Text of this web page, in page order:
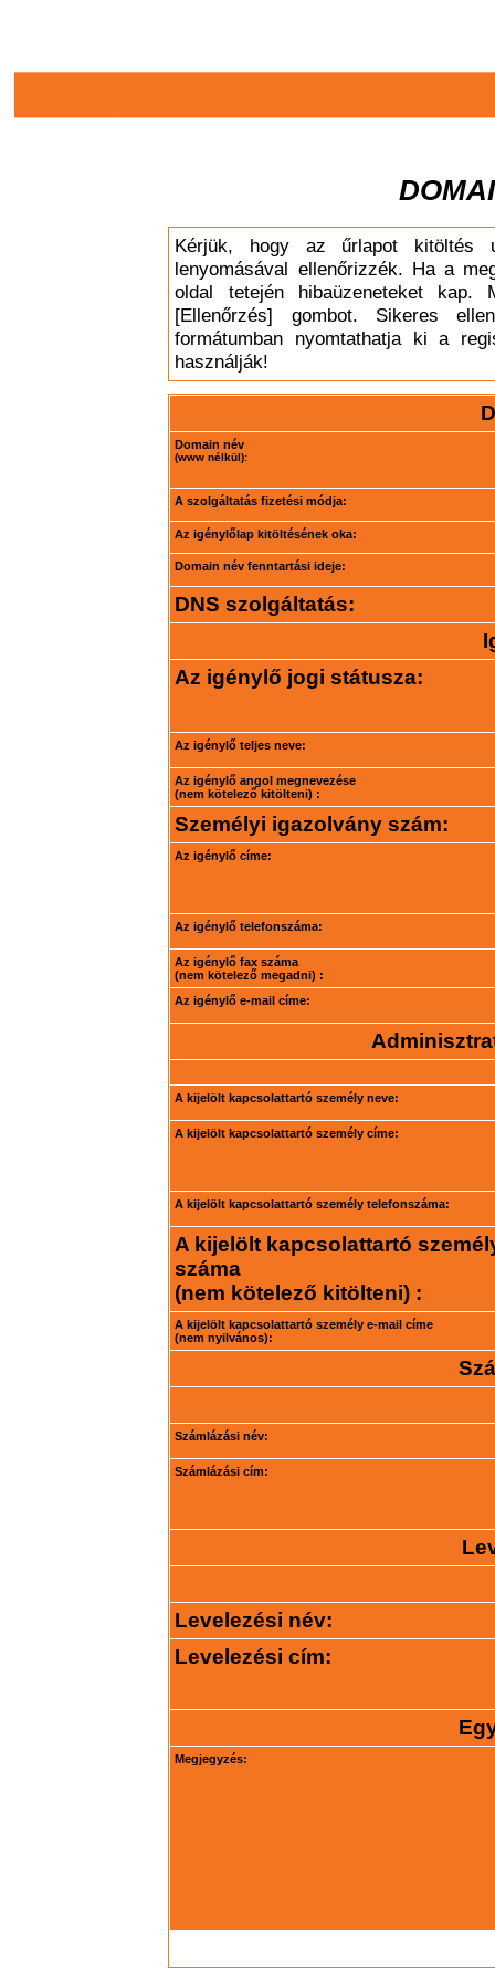
Kérjük, hogy az űrlapot kitöltés
lenyomásával ellenőrizzék. Ha a
oldal tetején hibaüzeneteket
[Ellenőrzés] gombot. Sikeres
formátumban nyomtathatja ki a
használják!
Domain név
(www nélkül):
A szolgáltatás fizetési módja:
Az igénylőlap kitöltésének oka:
Domain név fenntartási ideje:
DNS szolgáltatás:
Az igénylő jogi státusza:
Az igénylő teljes neve:
Az igénylő angol megnevezése
(nem kötelező kitölteni) :
Személyi igazolvány szám:
Az igénylő címe:
Az igénylő telefonszáma:
Az igénylő fax száma
(nem kötelező megadni) :
Az igénylő e-mail címe:
A kijelölt kapcsolattartó személy neve:
A kijelölt kapcsolattartó személy címe:
A kijelölt kapcsolattartó személy telefonszáma:
A kijelölt kapcsolattartó
száma
(nem kötelező kitölteni) :
A kijelölt kapcsolattartó személy e-mail címe
(nem nyilvános):
Számlázási név:
Számlázási cím:
Levelezési név:
Levelezési cím:
Megjegyzés: